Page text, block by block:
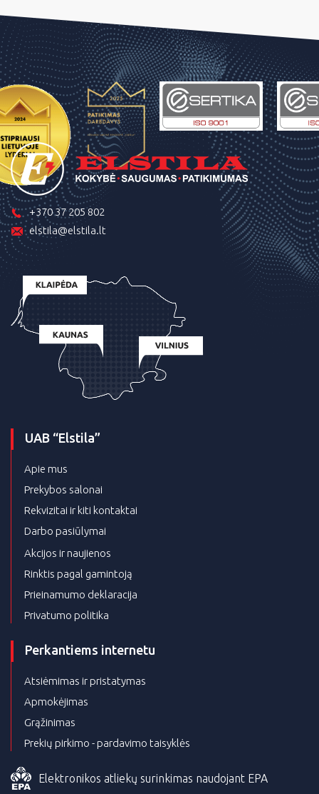
+370 37 205 802
elstila@elstila.lt
UAB “Elstila”
Apie mus
Prekybos salonai
Rekvizitai ir kiti kontaktai
Darbo pasiūlymai
Akcijos ir naujienos
Rinktis pagal gamintoją
Prieinamumo deklaracija
Privatumo politika
Perkantiems internetu
Atsiėmimas ir pristatymas
Apmokėjimas
Grąžinimas
Prekių pirkimo - pardavimo taisyklės
Elektronikos atliekų surinkimas naudojant EPA